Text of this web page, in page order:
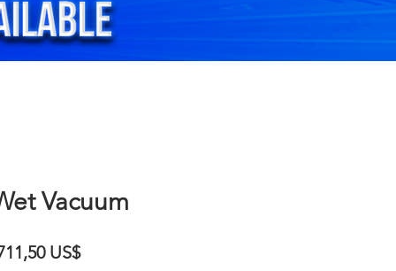
Vacuum
US$Precio